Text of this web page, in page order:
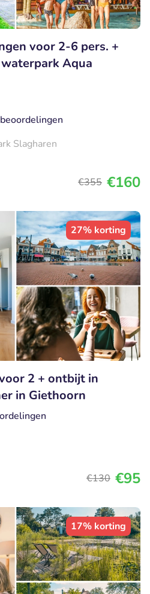
voor 2-6 pers. +
Aqua
Slagharen
€355 €160
27% korting
2 + ontbijt in
in Giethoorn
€130 €95
17% korting